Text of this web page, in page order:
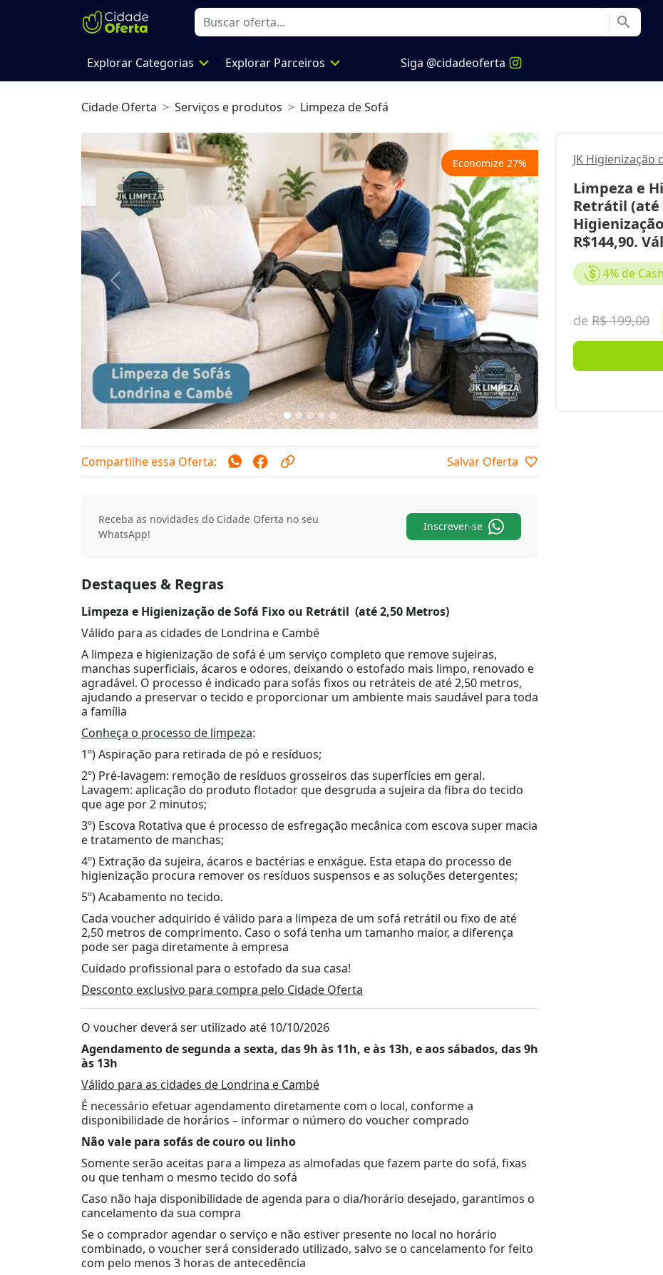
search
Explorar Categorias expand_more Explorar Parceiros expand_more Siga @cidadeoferta
Cidade Oferta Serviços e produtos Limpeza de Sofá
Economize 27%
Previous Next
Compartilhe essa Oferta: Salvar Oferta favorite_border
Receba as novidades do Cidade Oferta no seu
WhatsApp!
Inscrever-se
Destaques & Regras
Limpeza e Higienização de Sofá Fixo ou Retrátil (até 2,50 Metros)
Válido para as cidades de Londrina e Cambé
A limpeza e higienização de sofá é um serviço completo que remove sujeiras,
manchas superficiais, ácaros e odores, deixando o estofado mais limpo, renovado e
agradável. O processo é indicado para sofás fixos ou retráteis de até 2,50 metros,
ajudando a preservar o tecido e proporcionar um ambiente mais saudável para toda
a família
Conheça o processo de limpeza:
1º) Aspiração para retirada de pó e resíduos;
2º) Pré-lavagem: remoção de resíduos grosseiros das superfícies em geral.
Lavagem: aplicação do produto flotador que desgruda a sujeira da fibra do tecido
que age por 2 minutos;
3º) Escova Rotativa que é processo de esfregação mecânica com escova super macia
e tratamento de manchas;
4º) Extração da sujeira, ácaros e bactérias e enxágue. Esta etapa do processo de
higienização procura remover os resíduos suspensos e as soluções detergentes;
5º) Acabamento no tecido.
Cada voucher adquirido é válido para a limpeza de um sofá retrátil ou fixo de até
2,50 metros de comprimento. Caso o sofá tenha um tamanho maior, a diferença
pode ser paga diretamente à empresa
Cuidado profissional para o estofado da sua casa!
Desconto exclusivo para compra pelo Cidade Oferta
O voucher deverá ser utilizado até 10/10/2026
Agendamento de segunda a sexta, das 9h às 11h, e às 13h, e aos sábados, das 9h
às 13h
Válido para as cidades de Londrina e Cambé
É necessário efetuar agendamento diretamente com o local, conforme a
disponibilidade de horários – informar o número do voucher comprado
Não vale para sofás de couro ou linho
Somente serão aceitas para a limpeza as almofadas que fazem parte do sofá, fixas
ou que tenham o mesmo tecido do sofá
Caso não haja disponibilidade de agenda para o dia/horário desejado, garantimos o
cancelamento da sua compra
Se o comprador agendar o serviço e não estiver presente no local no horário
combinado, o voucher será considerado utilizado, salvo se o cancelamento for feito
com pelo menos 3 horas de antecedência
JK Higienização
Limpeza e
Retrátil (até
R$144,90.
de R$ 199,00
4% de